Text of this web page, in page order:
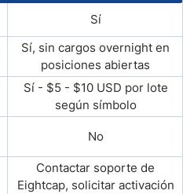
Sí
Sí, sin cargos overnight en
posiciones abiertas
Sí - $5 - $10 USD por lote
según símbolo
No
Contactar soporte de
Eightcap, solicitar activación